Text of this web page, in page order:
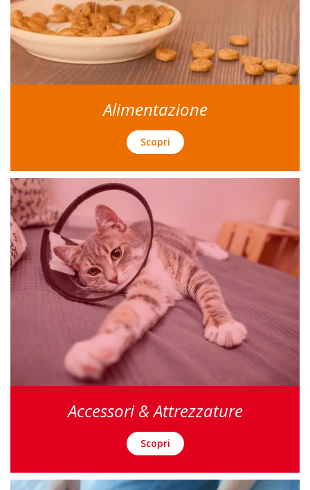
Alimentazione
Scopri
Accessori & Attrezzature
Scopri